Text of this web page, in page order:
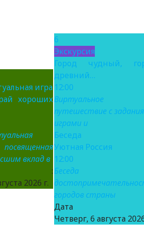
игра
хороших
вклад в
:
2026 г.
6
Экскурсия
Город чудный,
древний…
12:00
Виртуальное
путешествие с
играми и
Беседа
Уютная Россия
12:00
Беседа
городов страны
Дата
Четверг, 6 августа